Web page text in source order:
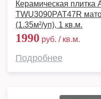
Керамическая плитка
TWU3090PAT47R
(1.35м²/уп), 1 кв.м.
1990 руб. / кв.м.
Подробнее